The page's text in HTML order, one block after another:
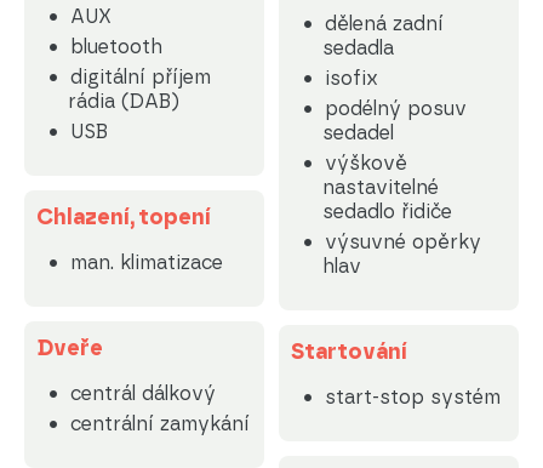
AUX
bluetooth
digitální příjem
rádia (DAB)
USB
Chlazení, topení
man. klimatizace
Dveře
centrál dálkový
centrální zamykání
dělená zadní
sedadla
isofix
podélný posuv
sedadel
výškově
nastavitelné
sedadlo řidiče
výsuvné opěrky
hlav
Startování
start-stop systém